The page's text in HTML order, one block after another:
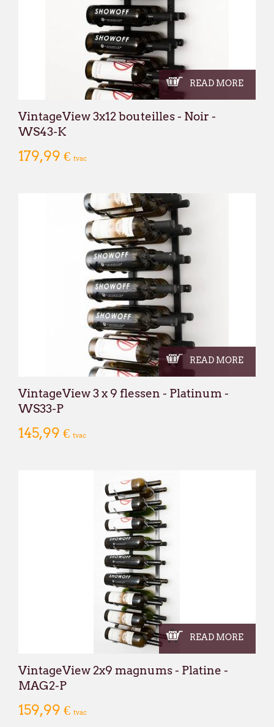
READ MORE
VintageView 3x12 bouteilles - Noir -
WS43-K
179,99 € tvac
READ MORE
VintageView 3 x 9 flessen - Platinum -
WS33-P
145,99 € tvac
READ MORE
VintageView 2x9 magnums - Platine -
MAG2-P
159,99 € tvac